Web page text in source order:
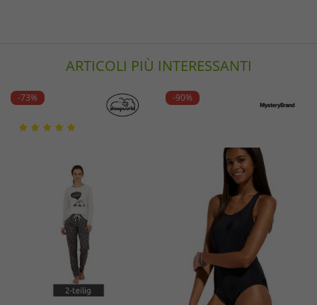
ARTICOLI PIÙ INTERESSANTI
-73% -90%